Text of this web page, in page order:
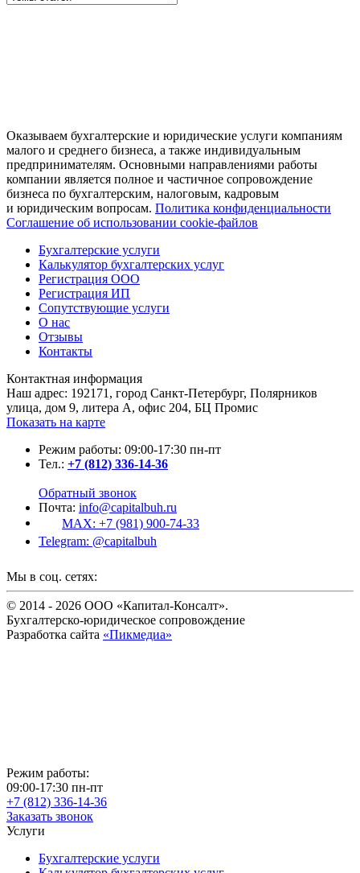
Оказываем бухгалтерские и юридические услуги компаниям
малого и среднего бизнеса, а также индивидуальным
предпринимателям. Основными направлениями работы
компании является полное и частичное сопровождение
бизнеса по бухгалтерским, налоговым, кадровым
и юридическим вопросам. Политика конфиденциальности
Соглашение об использовании cookie-файлов
Бухгалтерские услуги
Калькулятор бухгалтерских услуг
Регистрация ООО
Регистрация ИП
Сопутствующие услуги
О нас
Отзывы
Контакты
Контактная информация
Наш адрес: 192171, город Санкт-Петербург, Полярников
улица, дом 9, литера А, офис 204, БЦ Промис
Показать на карте
Режим работы: 09:00-17:30 пн-пт
Тел.: +7 (812) 336-14-36
Обратный звонок
Почта: info@capitalbuh.ru
MAX: +7 (981) 900-74-33
Telegram: @capitalbuh
Мы в соц. сетях:
© 2014 - 2026 ООО «Капитал-Консалт».
Бухгалтерско-юридическое сопровождение
Разработка сайта «Пикмедиа»
Режим работы:
09:00-17:30 пн-пт
+7 (812) 336-14-36
Заказать звонок
Услуги
Бухгалтерские услуги